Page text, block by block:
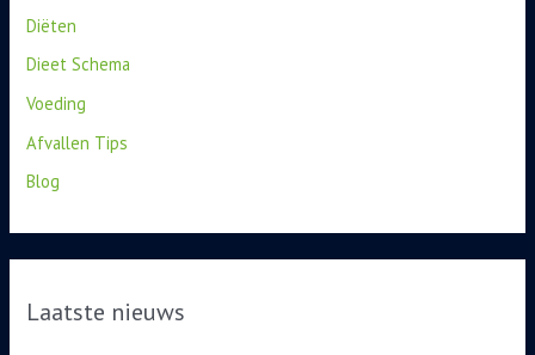
Diëten
Dieet Schema
Voeding
Afvallen Tips
Blog
Laatste nieuws